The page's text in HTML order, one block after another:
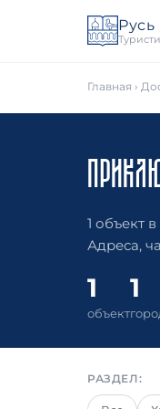
Русь
Главная ›
1 объект
Адреса,
1
объект
1
РАЗДЕЛ: